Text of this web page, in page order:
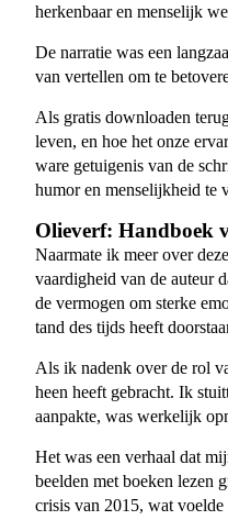
herkenbaar en menselijk
De narratie was een
van vertellen om te
Als gratis downloaden
leven, en hoe het onze
ware getuigenis van de
humor en menselijkheid te
Olieverf: Handboek
Naarmate ik meer over
vaardigheid van de auteur
de vermogen om sterke
tand des tijds heeft
Als ik nadenk over de rol
heen heeft gebracht. Ik
aanpakte, was werkelijk
Het was een verhaal dat
beelden met boeken lezen
crisis van 2015, wat voelde